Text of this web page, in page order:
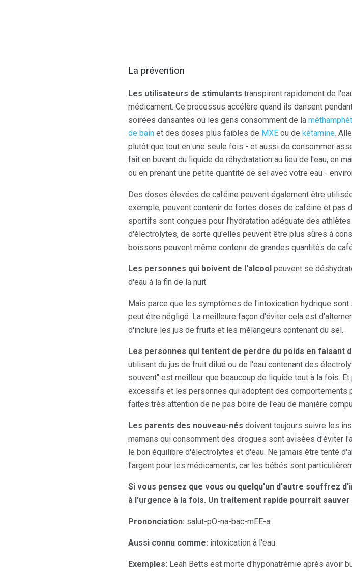
La prévention
Les utilisateurs de stimulants transpirent rapidement de
médicament. Ce processus accélère quand ils dansent
soirées dansantes où les gens consomment de la
de bain et des doses plus faibles de MXE ou de kétamine.
plutôt que tout en une seule fois - et aussi de consommer
fait en buvant du liquide de réhydratation au lieu de l'eau, en
ou en prenant une petite quantité de sel avec votre eau -
Des doses élevées de caféine peuvent également être
exemple, peuvent contenir de fortes doses de caféine et pas
sportifs sont conçues pour l'hydratation adéquate des
d'électrolytes, de sorte qu'elles peuvent être plus sûres à
boissons peuvent même contenir de grandes quantités de
Les personnes qui boivent de l'alcool peuvent se
d'eau à la fin de la nuit.
Mais parce que les symptômes de l'intoxication hydrique
peut être négligé. La meilleure façon d'éviter cela est
d'inclure les jus de fruits et les mélangeurs contenant du sel.
Les personnes qui tentent de perdre du poids en faisant
utilisant du jus de fruit dilué ou de l'eau contenant des
souvent" est meilleur que beaucoup de liquide tout à la fois.
excessifs et les personnes qui adoptent des
faites très attention de ne pas boire de l'eau de manière
Les parents des nouveau-nés doivent toujours suivre les
mamans qui consomment des drogues sont avisées d'éviter
le bon équilibre d'électrolytes et d'eau. Ne jamais être tenté
l'argent pour les médicaments, car les bébés sont
Si vous pensez que vous ou quelqu'un d'autre souffrez
à l'urgence à la fois. Un traitement rapide pourrait sauver
Prononciation: salut-pO-na-bac-mEE-a
Aussi connu comme: intoxication à l'eau
Exemples: Leah Betts est morte d'hyponatrémie après avoir